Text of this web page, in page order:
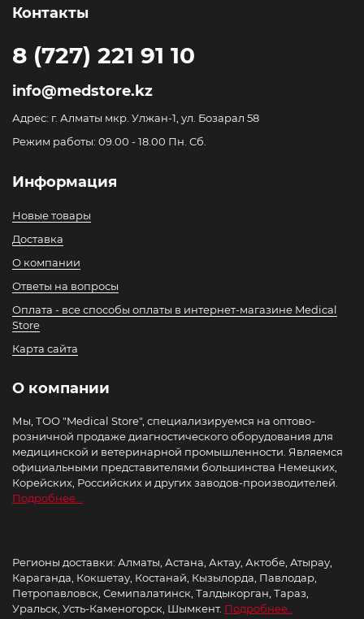
Контакты
8 (727) 221 91 10
info@medstore.kz
Адрес: г. Алматы мкр. Улжан-1, ул. Бозарал 58
Режим работы: 09.00 - 18.00 Пн. Сб.
Информация
Новые товары
Доставка
О компании
Ответы на вопросы
Оплата - все способы оплаты в интернет-магазине Medical
Store
Карта сайта
О компании
Мы, ТОО "Medical Store", специализируемся на оптово-
розничной продаже диагностического оборудования для
медицинской и ветеринарной промышленности. Являемся
официальными представителями большинства Немецких,
Корейских, Российских и других заводов-производителей.
Подробнее...
Регионы доставки: Алматы, Астана, Актау, Актобе, Атырау,
Караганда, Кокшетау, Костанай, Кызылорда, Павлодар,
Петропавловск, Семипалатинск, Талдыкорган, Тараз,
Уральск, Усть-Каменогорск, Шымкент. Подробнее..